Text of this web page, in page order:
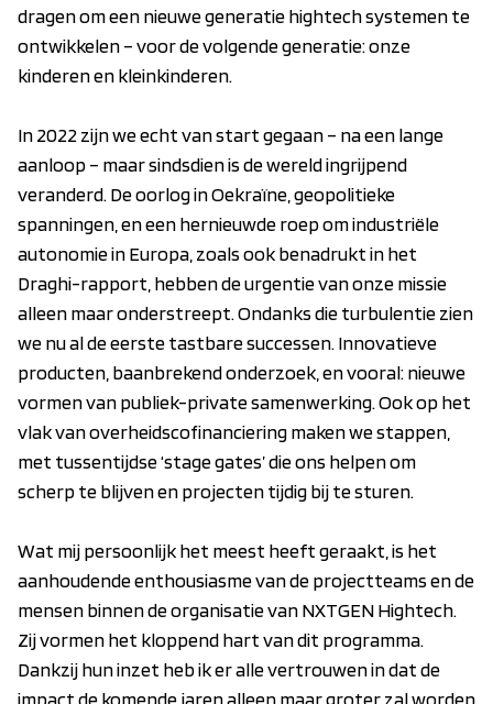
dragen om een nieuwe generatie hightech systemen te
ontwikkelen – voor de volgende generatie: onze
kinderen en kleinkinderen.
In 2022 zijn we echt van start gegaan – na een lange
aanloop – maar sindsdien is de wereld ingrijpend
veranderd. De oorlog in Oekraïne, geopolitieke
spanningen, en een hernieuwde roep om industriële
autonomie in Europa, zoals ook benadrukt in het
Draghi-rapport, hebben de urgentie van onze missie
alleen maar onderstreept. Ondanks die turbulentie zien
we nu al de eerste tastbare successen. Innovatieve
producten, baanbrekend onderzoek, en vooral: nieuwe
vormen van publiek-private samenwerking. Ook op het
vlak van overheidscofinanciering maken we stappen,
met tussentijdse ‘stage gates’ die ons helpen om
scherp te blijven en projecten tijdig bij te sturen.
Wat mij persoonlijk het meest heeft geraakt, is het
aanhoudende enthousiasme van de projectteams en de
mensen binnen de organisatie van NXTGEN Hightech.
Zij vormen het kloppend hart van dit programma.
Dankzij hun inzet heb ik er alle vertrouwen in dat de